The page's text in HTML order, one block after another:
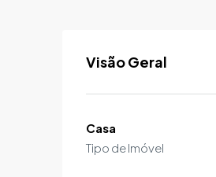
Visão Geral
Casa
Tipo de Imóvel